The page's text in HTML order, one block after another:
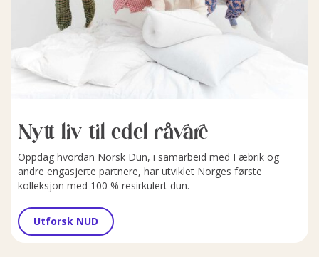
Nytt liv til edel råvare
Oppdag hvordan Norsk Dun, i samarbeid med Fæbrik og
andre engasjerte partnere, har utviklet Norges første
kolleksjon med 100 % resirkulert dun.
Utforsk NUD